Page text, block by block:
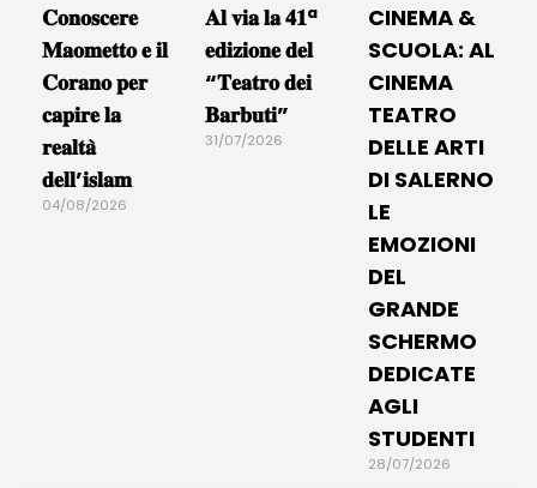
𝐂𝐨𝐧𝐨𝐬𝐜𝐞𝐫𝐞
𝐌𝐚𝐨𝐦𝐞𝐭𝐭𝐨 𝐞 𝐢𝐥
𝐂𝐨𝐫𝐚𝐧𝐨 𝐩𝐞𝐫
𝐜𝐚𝐩𝐢𝐫𝐞 𝐥𝐚
𝐫𝐞𝐚𝐥𝐭𝐚̀
𝐝𝐞𝐥𝐥’𝐢𝐬𝐥𝐚𝐦
04/08/2026
𝐀𝐥 𝐯𝐢𝐚 𝐥𝐚 𝟒𝟏ª
𝐞𝐝𝐢𝐳𝐢𝐨𝐧𝐞 𝐝𝐞𝐥
“𝐓𝐞𝐚𝐭𝐫𝐨 𝐝𝐞𝐢
𝐁𝐚𝐫𝐛𝐮𝐭𝐢”
31/07/2026
CINEMA &
SCUOLA: AL
CINEMA
TEATRO
DELLE ARTI
DI SALERNO
LE
EMOZIONI
DEL
GRANDE
SCHERMO
DEDICATE
AGLI
STUDENTI
28/07/2026